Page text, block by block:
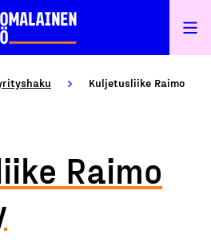
Kuljetusliike Raimo
Raimo